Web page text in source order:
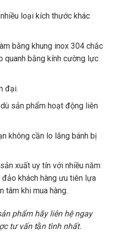
loại kích thước khác
bằng khung inox 304 chắc
quanh bằng kính cường lực
đại.
sản phẩm hoạt động liên
không cần lo lắng bánh bị
xuất uy tín với nhiều năm
khách hàng ưu tiên lựa
tâm khi mua hàng.
phẩm hãy liên hệ ngay
tư vấn tận tình nhất.